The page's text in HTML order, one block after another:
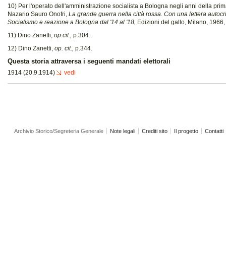
10) Per l'operato dell'amministrazione socialista a Bologna negli anni della
Nazario Sauro Onofri, La grande guerra nella città rossa. Con una lettera
Socialismo e reazione a Bologna dal '14 al '18, Edizioni del gallo, Milano,
11) Dino Zanetti, op.cit., p.304.
12) Dino Zanetti, op. cit., p.344.
Questa storia attraversa i seguenti mandati elettorali
1914 (20.9.1914) vedi
Archivio Storico/Segreteria Generale Note legali Crediti sito Il progetto Contatti